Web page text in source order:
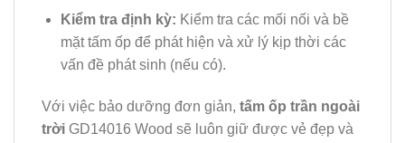
Kiểm tra định kỳ: Kiểm tra các mối nối và bề
mặt tấm ốp để phát hiện và xử lý kịp thời các
vấn đề phát sinh (nếu có).
Với việc bảo dưỡng đơn giản, tấm ốp trần ngoài
trời GD14016 Wood sẽ luôn giữ được vẻ đẹp và